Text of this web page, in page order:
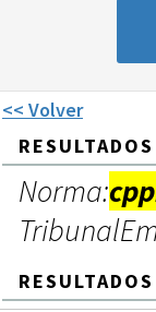
<< Volver
Norma: